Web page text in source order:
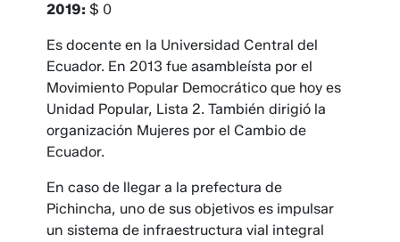
2019: $ 0
Es docente en la Universidad Central del
Ecuador. En 2013 fue asambleísta por el
Movimiento Popular Democrático que hoy es
Unidad Popular, Lista 2. También dirigió la
organización Mujeres por el Cambio de
Ecuador.
En caso de llegar a la prefectura de
Pichincha, uno de sus objetivos es impulsar
un sistema de infraestructura vial integral